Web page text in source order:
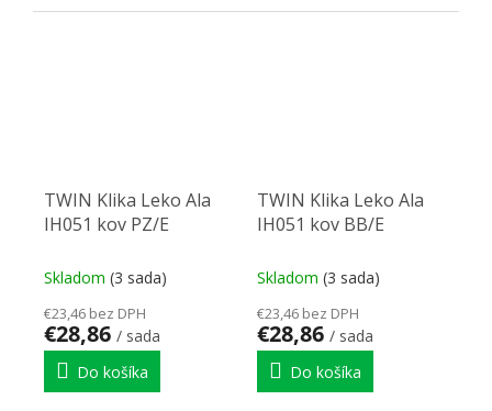
skratiek pre lepšiu... skratiek pre lepšiu...
TWIN Klika Leko Ala
IH051 kov PZ/E
Skladom (3 sada)
€23,46 bez DPH
€28,86 / sada
Do košíka
TWIN Klika Leko Ala
IH051 kov BB/E
Skladom (3 sada)
€23,46 bez DPH
€28,86 / sada
Do košíka